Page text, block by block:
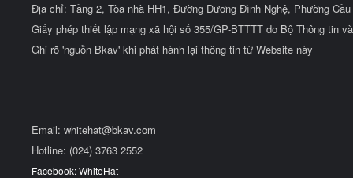
Địa chỉ: Tầng 2, Tòa nhà HH1, Đường Dương Đình Nghệ, Phường
Giấy phép thiết lập mạng xã hội số 355/GP-BTTTT do Bộ Thông tin
Ghi rõ 'nguồn Bkav' khi phát hành lại thông tin từ Website này
Email: whitehat@bkav.com
Hotline: (024) 3763 2552
Facebook: WhiteHat